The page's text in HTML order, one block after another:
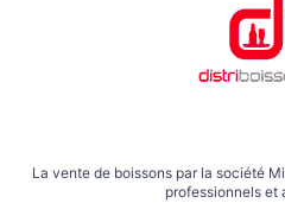
La vente de boissons par la société
professionnels et